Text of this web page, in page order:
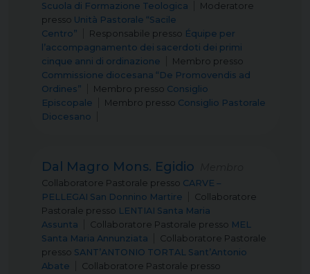
Scuola di Formazione Teologica
Moderatore
presso Unità Pastorale “Sacile
Centro”
Responsabile presso Équipe per
l’accompagnamento dei sacerdoti dei primi
cinque anni di ordinazione
Membro presso
Commissione diocesana “De Promovendis ad
Ordines”
Membro presso Consiglio
Episcopale
Membro presso Consiglio Pastorale
Diocesano
Dal Magro Mons. Egidio
Collaboratore Pastorale presso CARVE –
PELLEGAI San Donnino Martire
Collaboratore
Pastorale presso LENTIAI Santa Maria
Assunta
Collaboratore Pastorale presso MEL
Santa Maria Annunziata
Collaboratore Pastorale
presso SANT’ANTONIO TORTAL Sant’Antonio
Abate
Collaboratore Pastorale presso